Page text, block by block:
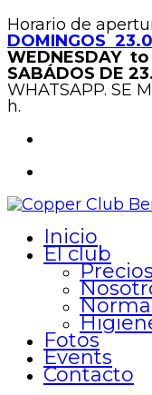
Horario de
DOMINGOS
WEDNESDAY to
SABÁDOS DE
WHATSAPP. SE
h.
Inicio
El club
Precios
Fotos
Events
Contacto